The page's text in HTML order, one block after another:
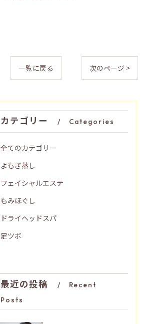
一覧に戻る 次のページ >
カテゴリー Categories
全てのカテゴリー
よもぎ蒸し
フェイシャルエステ
もみほぐし
ドライヘッドスパ
足ツボ
最近の投稿
Recent
Posts